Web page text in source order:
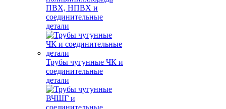
ПВХ, НПВХ и
соединительные
детали
Трубы чугунные ЧК и
соединительные
детали